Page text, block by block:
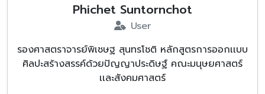
Phichet Suntornchot
User
รองศาสตราจารย์พิเชษฐ สุนทรโชติ หลักสูตรการออกเเบบ
ศิลปะสร้างสรรค์ด้วยปัญญาประดิษฐ์ คณะมนุษยศาสตร์
เเละสังคมศาสตร์